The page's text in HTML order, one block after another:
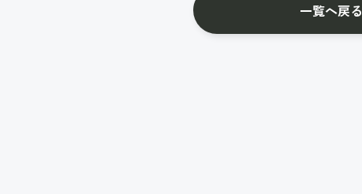
一覧へ戻る